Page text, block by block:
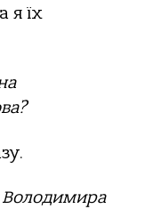
я їх
Володимира